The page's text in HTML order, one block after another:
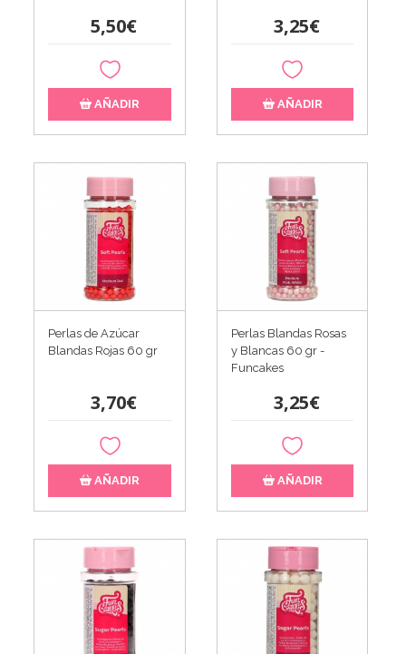
5,50€
AÑADIR
3,25€
AÑADIR
Perlas de Azúcar
Blandas Rojas 60 gr
3,70€
AÑADIR
Perlas Blandas Rosas
y Blancas 60 gr -
Funcakes
3,25€
AÑADIR